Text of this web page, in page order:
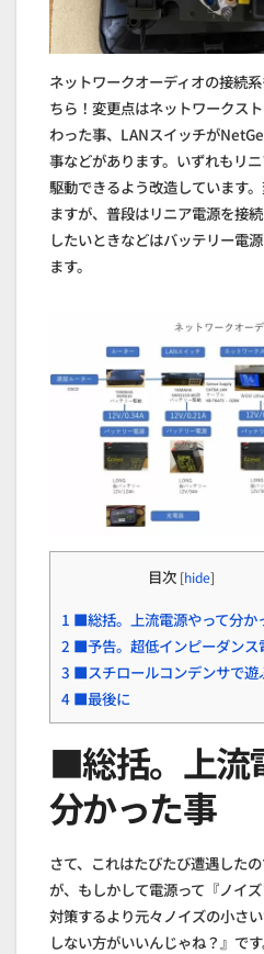
ネットワークオーディオの接続
ちら！変更点はネットワークス
わった事、LANスイッチが
事などがあります。いずれもリ
駆動できるよう改造しています
ますが、普段はリニア電源を接
したいときなどはバッテリー電
ます。
目次 [hide]
1 ■総括。上流電源やって分か
2 ■予告。超低インピーダンス
3 ■スチロールコンデンサで遊
4 ■最後に
■総括。上流
分かった事
さて、これはたびたび遭遇した
が、もしかして電源って『ノイ
対策するより元々ノイズの小さ
しない方がいいんじゃね？』で